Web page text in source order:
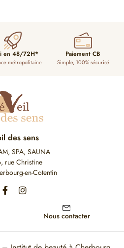
en 48/72H*
métropolitaine
Paiement CB
Simple, 100% sécurisé
des sens
SPA, SAUNA
rue Christine
en-Cotentin
Nous contacter